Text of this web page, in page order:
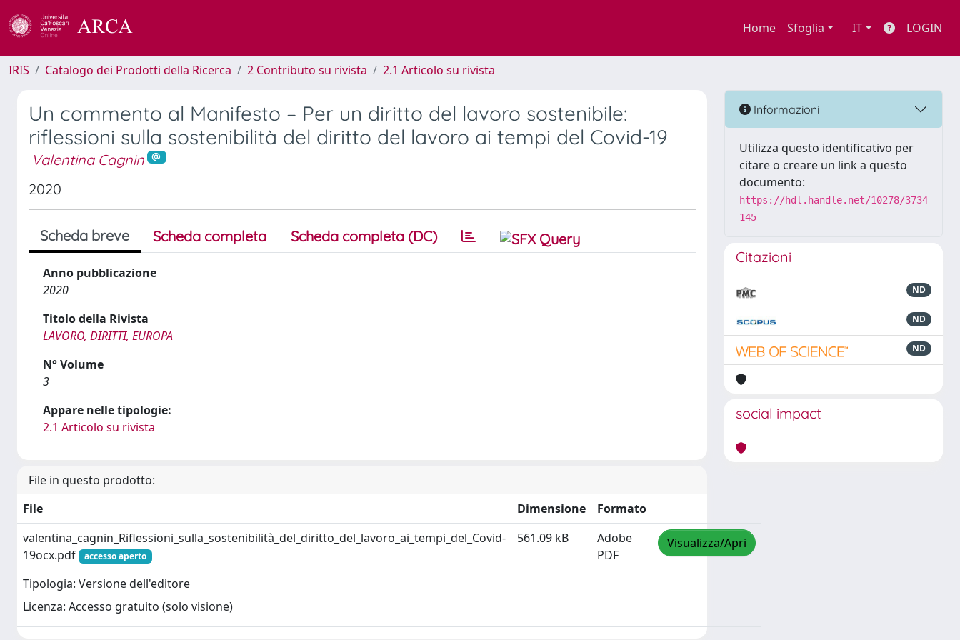
Home Sfoglia IT LOGIN
IRIS Catalogo dei Prodotti della Ricerca 2 Contributo su rivista 2.1 Articolo su rivista
Un commento al Manifesto – Per un diritto del lavoro sostenibile:
riflessioni sulla sostenibilità del diritto del lavoro ai tempi del Covid-19
Valentina Cagnin
2020
Scheda breve Scheda completa Scheda completa (DC)
Anno pubblicazione
2020
Titolo della Rivista
LAVORO, DIRITTI, EUROPA
N° Volume
3
Appare nelle tipologie:
2.1 Articolo su rivista
File in questo prodotto:
File
Dimensione
Formato
valentina_cagnin_Riflessioni_sulla_sostenibilità_del_diritto_del_lavoro_ai_tempi_del_Covid-
19ocx.pdf
accesso aperto
Tipologia: Versione dell'editore
Licenza: Accesso gratuito (solo visione)
561.09 kB
Adobe
PDF
Visualizza/Apri
Informazioni
Utilizza questo identificativo per
citare o creare un link a questo
documento:
https://hdl.handle.net/10278/3734
145
Citazioni
ND
ND
ND
social impact